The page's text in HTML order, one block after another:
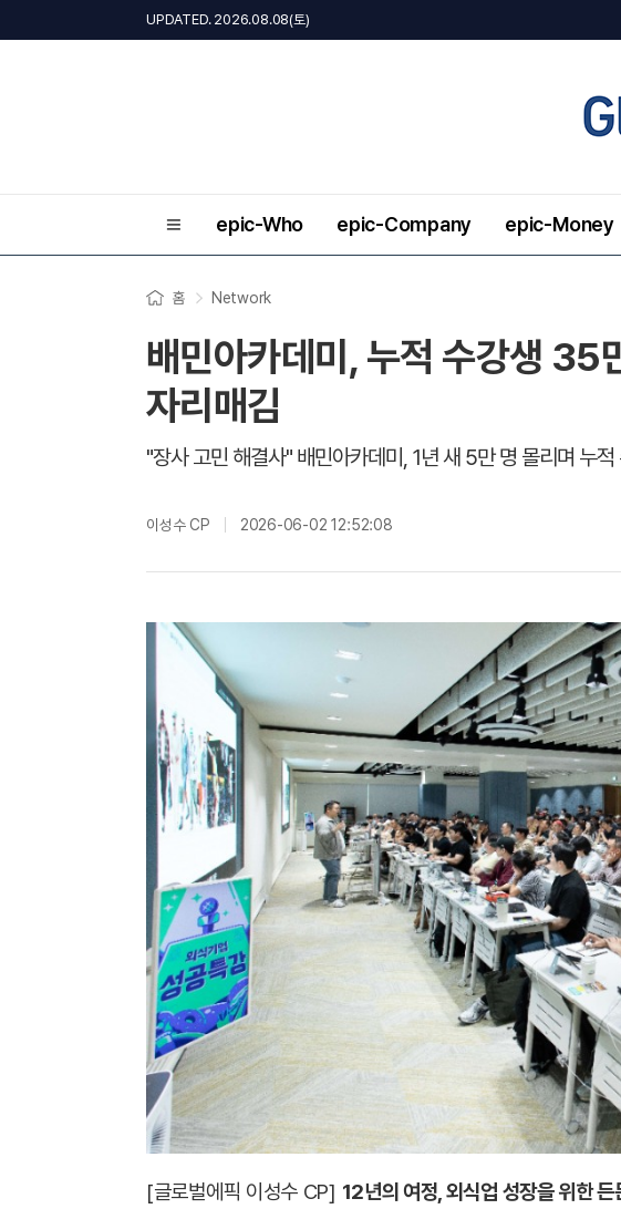
UPDATED. 2026.08.08(토)
epic-Who epic-Company epic-Money
홈 Network
배민아카데미, 누적 수강생 35
자리매김
"장사 고민 해결사" 배민아카데미, 1년 새 5만 명 몰리며 누
이성수 CP 2026-06-02 12:52:08
[글로벌에픽 이성수 CP] 12년의 여정, 외식업 성장을 위한 든